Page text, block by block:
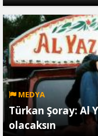
MEDYA
Türkan Şoray: Al
olacaksın